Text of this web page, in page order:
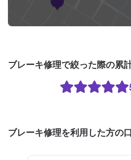
ブレーキ修理で絞った際の累
ブレーキ修理を利用した方の